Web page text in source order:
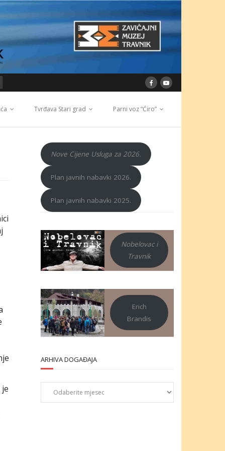
Tvrđava Stari grad Parni voz “Ćiro”
Nove Cijene Usluga za 2026.
Plan javnih nabavki 2026.
Plan javnih nabavki 2025.
Nobelovac i
Travnik
Erich
Brandis
ARHIVA DOGAĐAJA
Arhiva
događaja